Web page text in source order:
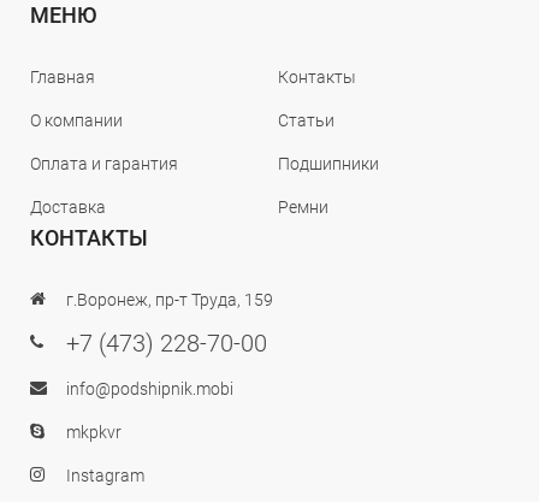
МЕНЮ
Главная
О компании
Оплата и гарантия
Доставка
Контакты
Статьи
Подшипники
Ремни
КОНТАКТЫ
г.Воронеж, пр-т Труда, 159
+7 (473) 228-70-00
info@podshipnik.mobi
mkpkvr
Instagram